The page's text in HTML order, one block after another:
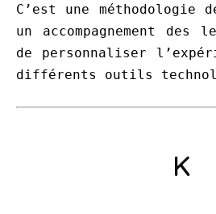
C’est une méthodologie
un accompagnement des
de personnaliser
différents outils
K